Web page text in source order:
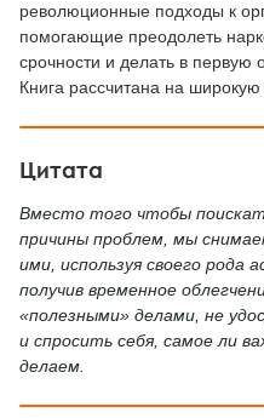
революционные подходы к
помогающие преодолеть
срочности и делать в
Книга рассчитана на
Цитата
Вместо того чтобы
причины проблем, мы
ими, используя своего рода
получив временное
«полезными» делами, не
и спросить себя, самое ли
делаем.